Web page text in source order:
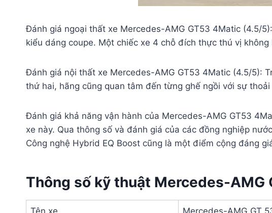
Đánh giá ngoại thất xe Mercedes-AMG GT53 4Matic (4.5/
kiểu dáng coupe. Một chiếc xe 4 chỗ đích thực thú vị
Đánh giá nội thất xe Mercedes-AMG GT53 4Matic (4.5/5):
thứ hai, hãng cũng quan tâm đến từng ghế ngồi với sự
Đánh giá khả năng vận hành của Mercedes-AMG GT53
xe này. Qua thông số và đánh giá của các đồng nghiệp
Công nghệ Hybrid EQ Boost cũng là một điểm cộng đáng
Thông số kỹ thuật Mercedes-AMG
Tên xe Mercedes-AMG GT